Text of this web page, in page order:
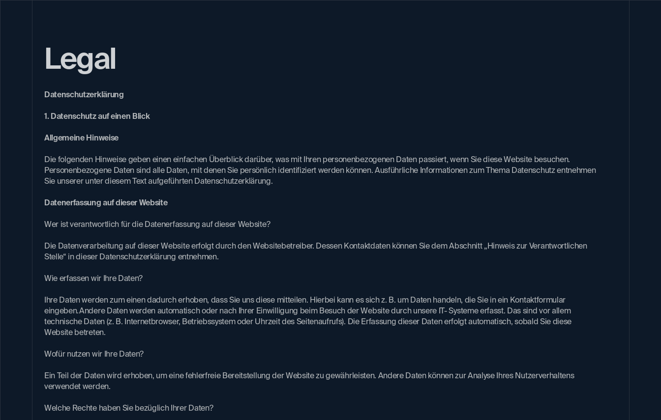
Legal
Datenschutzerklärung​
1. Datenschutz auf einen Blick
Allgemeine Hinweise
Die folgenden Hinweise geben einen einfachen Überblick darüber, was mit Ihren personenbezogenen Daten passiert, wenn Sie diese Website besuchen.
Personenbezogene Daten sind alle Daten, mit denen Sie persönlich identifiziert werden können. Ausführliche Informationen zum Thema Datenschutz entnehmen
Sie unserer unter diesem Text aufgeführten Datenschutzerklärung.​
Datenerfassung auf dieser Website
Wer ist verantwortlich für die Datenerfassung auf dieser Website?
Die Datenverarbeitung auf dieser Website erfolgt durch den Websitebetreiber. Dessen Kontaktdaten können Sie dem Abschnitt „Hinweis zur Verantwortlichen
Stelle“ in dieser Datenschutzerklärung entnehmen.
Wie erfassen wir Ihre Daten?
Ihre Daten werden zum einen dadurch erhoben, dass Sie uns diese mitteilen. Hierbei kann es sich z. B. um Daten handeln, die Sie in ein Kontaktformular
eingeben.Andere Daten werden automatisch oder nach Ihrer Einwilligung beim Besuch der Website durch unsere IT- Systeme erfasst. Das sind vor allem
technische Daten (z. B. Internetbrowser, Betriebssystem oder Uhrzeit des Seitenaufrufs). Die Erfassung dieser Daten erfolgt automatisch, sobald Sie diese
Website betreten.
​Wofür nutzen wir Ihre Daten?
Ein Teil der Daten wird erhoben, um eine fehlerfreie Bereitstellung der Website zu gewährleisten. Andere Daten können zur Analyse Ihres Nutzerverhaltens
verwendet werden.​
Welche Rechte haben Sie bezüglich Ihrer Daten?